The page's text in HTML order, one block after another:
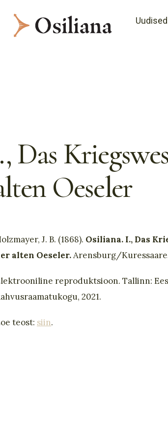
Uudised
Das
Oeseler
J. B. (1868). Osiliana. I., Das
alten Oeseler.Arensburg/
reproduktsioon. Tallinn:
2021.
teost: siin.